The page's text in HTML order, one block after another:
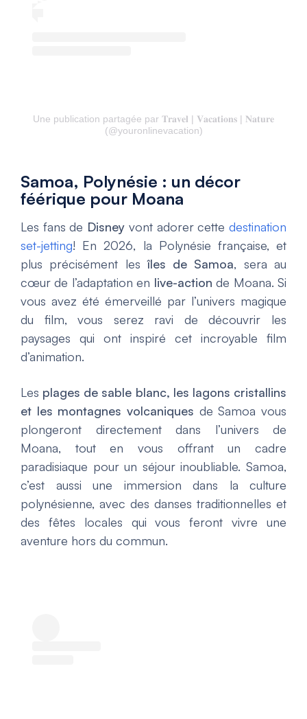
Une publication partagée par 𝐓𝐫𝐚𝐯𝐞𝐥 | 𝐕𝐚𝐜𝐚𝐭𝐢𝐨𝐧𝐬 | 𝐍𝐚𝐭𝐮𝐫𝐞
(@youronlinevacation)
Samoa, Polynésie : un décor
féérique pour Moana
Les fans de Disney vont adorer cettedestination
set-jetting! En 2026, la Polynésie française, et
plus précisément lesîles de Samoa, sera au
cœur de l’adaptation en live-action de Moana. Si
vous avez été émerveillé par l’univers magique
du film, vous serez ravi de découvrir les
paysages qui ont inspiré cet incroyable film
d’animation.
Les plages de sable blanc, les lagons cristallins
et les montagnes volcaniques de Samoa vous
plongeront directement dans l’univers de
Moana, tout en vous offrant un cadre
paradisiaque pour un séjour inoubliable. Samoa,
c’est aussi une immersion dans la culture
polynésienne, avec des danses traditionnelles et
des fêtes locales qui vous feront vivre une
aventure hors du commun.